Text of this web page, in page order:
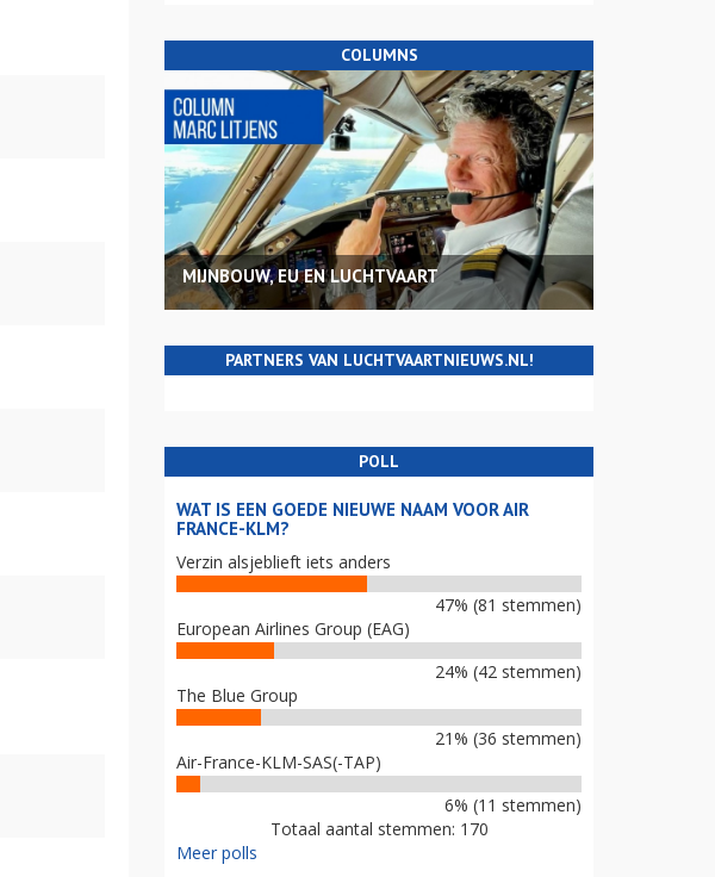
COLUMNS
MIJNBOUW, EU EN LUCHTVAART
PARTNERS VAN LUCHTVAARTNIEUWS.NL!
POLL
WAT IS EEN GOEDE NIEUWE NAAM VOOR AIR
FRANCE-KLM?
Verzin alsjeblieft iets anders
47% (81 stemmen)
European Airlines Group (EAG)
24% (42 stemmen)
The Blue Group
21% (36 stemmen)
Air-France-KLM-SAS(-TAP)
6% (11 stemmen)
Totaal aantal stemmen: 170
Meer polls